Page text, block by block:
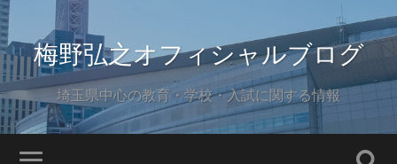
梅野弘之オフィシャルブログ
埼玉県中心の教育・学校・入試に関する情報